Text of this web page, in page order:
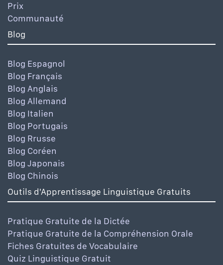
Prix
Communauté
Blog
Blog Espagnol
Blog Français
Blog Anglais
Blog Allemand
Blog Italien
Blog Portugais
Blog Rrusse
Blog Coréen
Blog Japonais
Blog Chinois
Outils d'Apprentissage Linguistique Gratuits
Pratique Gratuite de la Dictée
Pratique Gratuite de la Compréhension Orale
Fiches Gratuites de Vocabulaire
Quiz Linguistique Gratuit